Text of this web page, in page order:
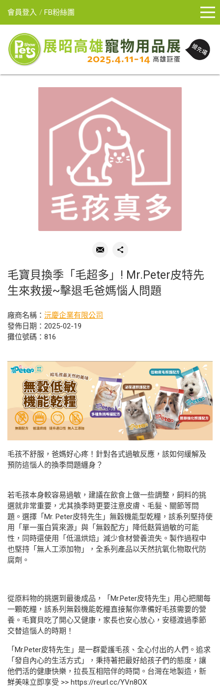
會員登入 FB粉絲團
毛寶貝換季「毛超多」! Mr.Peter皮特先
生來救援~擊退毛爸媽惱人問題
廠商名稱： 沅慶企業有限公司
發佈日期：2025-02-19
攤位號碼：816
毛孩不舒服，爸媽好心疼！針對各式過敏反應，該如何緩解及
預防這惱人的換季問題纏身？
若毛孩本身較容易過敏，建議在飲食上做一些調整，飼料的挑
選就非常重要，尤其換季時更要注意皮膚、毛髮、關節等問
題。選擇「Mr. Peter皮特先生」無穀機能型乾糧，該系列堅持使
用「單一蛋白質來源」與「無穀配方」降低麩質過敏的可能
性，同時還使用「低溫烘焙」減少食材營養流失。製作過程中
也堅持「無人工添加物」，全系列產品以天然抗氧化物取代防
腐劑。
從原料物的挑選到最後成品，「Mr.Peter皮特先生」用心把關每
一顆乾糧，該系列無穀機能乾糧直接幫你準備好毛孩需要的營
養。毛寶貝吃了開心又健康，家長也安心放心，安穩渡過季節
交替這惱人的時期！
「Mr.Peter皮特先生」是一群愛護毛孩、全心付出的人們。追求
「發自內心的生活方式」，秉持著把最好給孩子們的態度，讓
他們活的健康快樂，拉長互相陪伴的時間。台灣在地製造，新
鮮美味立即享受 >> https://reurl.cc/YVn8OX